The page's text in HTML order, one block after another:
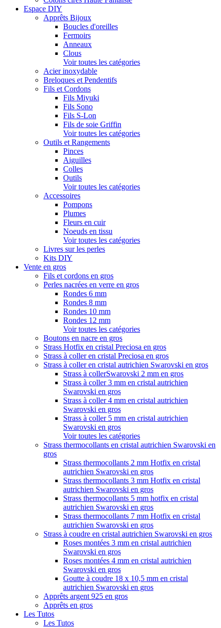
Espace DIY
Apprêts Bijoux
Boucles d'oreilles
Fermoirs
Anneaux
Clous
Voir toutes les catégories
Acier inoxydable
Breloques et Pendentifs
Fils et Cordons
Fils Miyuki
Fils Sono
Fils S-Lon
Fils de soie Griffin
Voir toutes les catégories
Outils et Rangements
Pinces
Aiguilles
Colles
Outils
Voir toutes les catégories
Accessoires
Pompons
Plumes
Fleurs en cuir
Noeuds en tissu
Voir toutes les catégories
Livres sur les perles
Kits DIY
Vente en gros
Fils et cordons en gros
Perles nacrées en verre en gros
Rondes 6 mm
Rondes 8 mm
Rondes 10 mm
Rondes 12 mm
Voir toutes les catégories
Boutons en nacre en gros
Strass Hotfix en cristal Preciosa en gros
Strass à coller en cristal Preciosa en gros
Strass à coller en cristal autrichien Swarovski en gros
Strass à collerSwarovski 2 mm en gros
Strass à coller 3 mm en cristal autrichien
Swarovski en gros
Strass à coller 4 mm en cristal autrichien
Swarovski en gros
Strass à coller 5 mm en cristal autrichien
Swarovski en gros
Voir toutes les catégories
Strass thermocollants en cristal autrichien Swarovski en
gros
Strass thermocollants 2 mm Hotfix en cristal
autrichien Swarovski en gros
Strass thermocollants 3 mm Hotfix en cristal
autrichien Swarovski en gros
Strass thermocollants 5 mm hotfix en cristal
autrichien Swarovski en gros
Strass thermocollants 7 mm Hotfix en cristal
autrichien Swarovski en gros
Strass à coudre en cristal autrichien Swarovski en gros
Roses montées 3 mm en cristal autrichien
Swarovski en gros
Roses montées 4 mm en cristal autrichien
Swarovski en gros
Goutte à coudre 18 x 10,5 mm en cristal
autrichien Swarovski en gros
Apprêts argent 925 en gros
Apprêts en gros
Les Tutos
Les Tutos